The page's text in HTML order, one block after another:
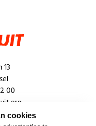
cookies
13
00